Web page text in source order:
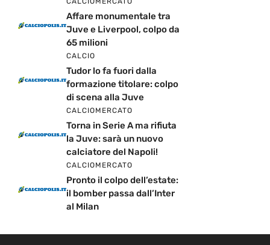
Affare monumentale tra
Juve e Liverpool, colpo da
65 milioni
CALCIO
Tudor lo fa fuori dalla
formazione titolare: colpo
di scena alla Juve
CALCIOMERCATO
Torna in Serie A ma rifiuta
la Juve: sarà un nuovo
calciatore del Napoli!
CALCIOMERCATO
Pronto il colpo dell’estate:
il bomber passa dall’Inter
al Milan